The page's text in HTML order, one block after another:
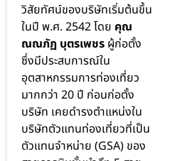
วิสัยทัศน์ของบริษัทเริ่มต้นขึ้น
ในปี พ.ศ. 2542 โดย คุณ
ณณภัฏ บุตรเพชร ผู้ก่อตั้ง
ซึ่งมีประสบการณ์ใน
อุตสาหกรรมการท่องเที่ยว
มากกว่า 20 ปี ก่อนก่อตั้ง
บริษัท เคยดำรงตำแหน่งใน
บริษัทตัวแทนท่องเที่ยวที่เป็น
ตัวแทนจำหน่าย (GSA) ของ